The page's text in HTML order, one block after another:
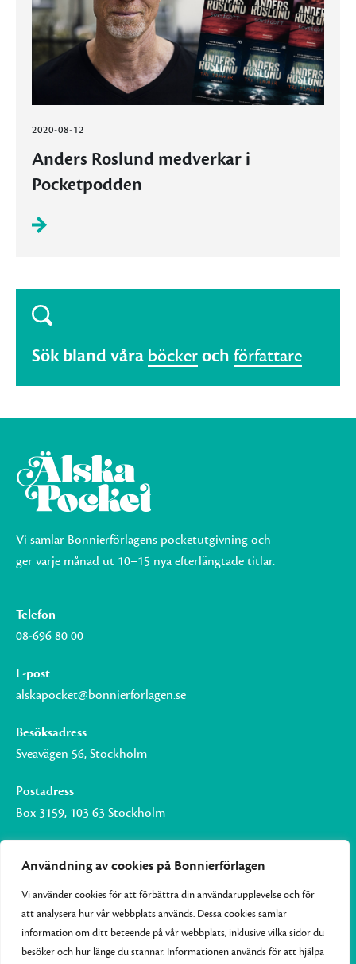
Användning av cookies på Bonnierförlagen
Vi använder cookies för att förbättra din användarupplevelse och för
att analysera hur vår webbplats används. Dessa cookies samlar
information om ditt beteende på vår webbplats, inklusive vilka sidor du
besöker och hur länge du stannar. Informationen används för att hjälpa
2020-08-12
Anders Roslund medverkar i
Pocketpodden
Sök bland våra böckeroch författare
Vi samlar Bonnierförlagens pocketutgivning och
ger varje månad ut 10–15 nya efterlängtade titlar.
Telefon
08-696 80 00
E-post
alskapocket@bonnierforlagen.se
Besöksadress
Sveavägen 56, Stockholm
Postadress
Box 3159, 103 63 Stockholm
Om Bonnierförlagen
Cookies
Integritetspolicy